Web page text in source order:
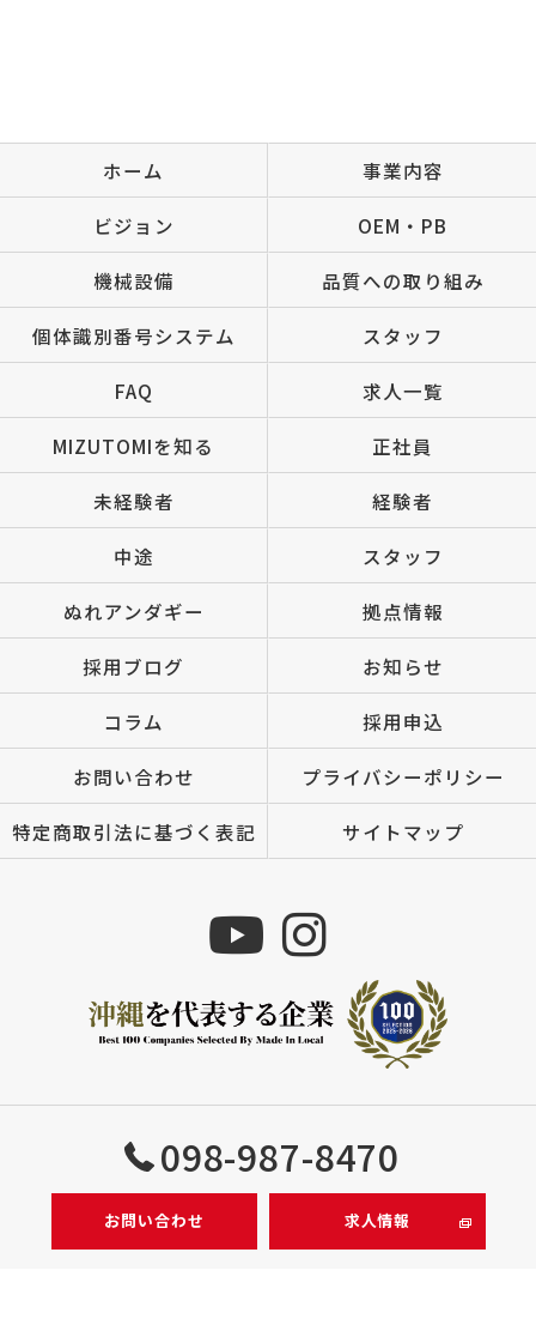
098-987-8470
お問い合わせ 求人情報
ホーム 事業内容
ビジョン OEM・PB
機械設備 品質への取り組み
個体識別番号システム スタッフ
FAQ 求人一覧
MIZUTOMIを知る 正社員
未経験者 経験者
中途 スタッフ
ぬれアンダギー 拠点情報
採用ブログ お知らせ
コラム 採用申込
お問い合わせ プライバシーポリシー
特定商取引法に基づく表記 サイトマップ